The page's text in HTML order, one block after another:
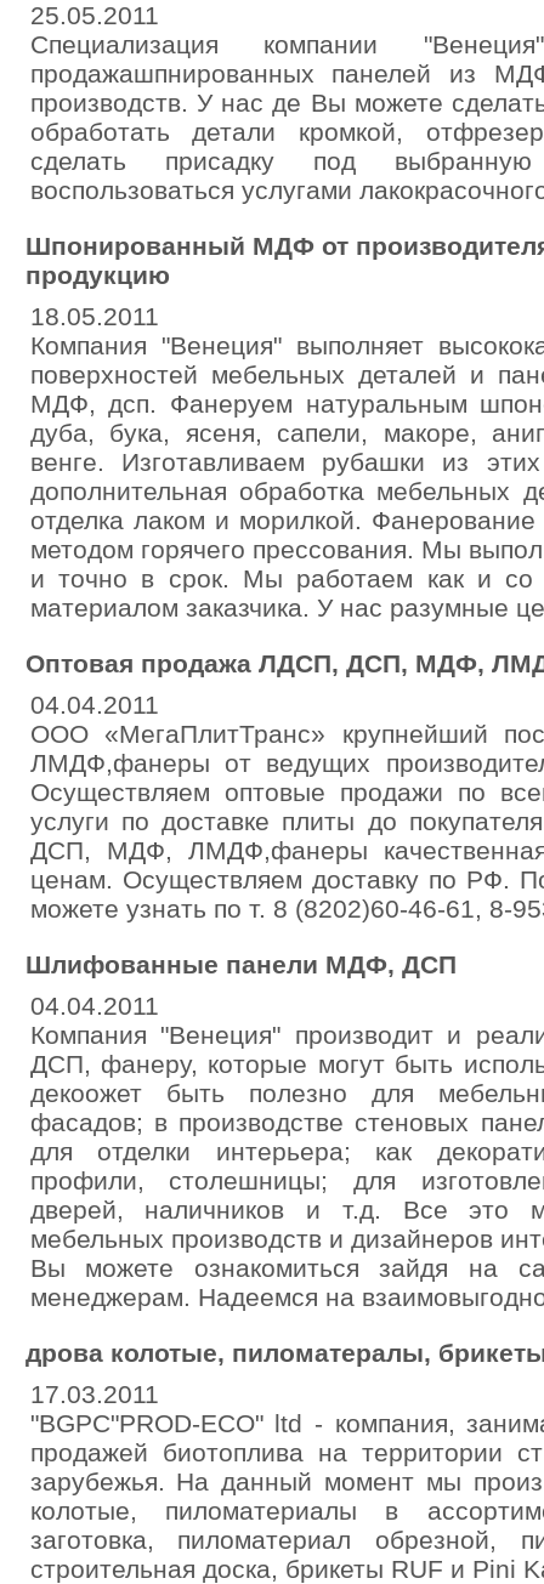
25.05.2011
Специализация компании
продажашпнированных панелей из
производств. У нас де Вы можете
обработать детали кромкой,
сделать присадку под
воспользоваться услугами
Шпонированный МДФ от
продукцию
18.05.2011
Компания "Венеция" выполняет
поверхностей мебельных деталей и
МДФ, дсп. Фанеруем натуральным
дуба, бука, ясеня, сапели, макоре,
венге. Изготавливаем рубашки из
дополнительная обработка мебельных
отделка лаком и морилкой.
методом горячего прессования. Мы
и точно в срок. Мы работаем как и со
материалом заказчика. У нас разумные
Оптовая продажа ЛДСП, ДСП, МДФ,
04.04.2011
ООО «МегаПлитТранс» крупнейший
ЛМДФ,фанеры от ведущих
Осуществляем оптовые продажи по
услуги по доставке плиты до
ДСП, МДФ, ЛМДФ,фанеры
ценам. Осуществляем доставку по РФ.
можете узнать по т. 8 (8202)60-46-61, 8-
Шлифованные панели МДФ, ДСП
04.04.2011
Компания "Венеция" производит и
ДСП, фанеру, которые могут быть
декоожет быть полезно для
фасадов; в производстве стеновых
для отделки интерьера; как
профили, столешницы; для
дверей, наличников и т.д. Все это
мебельных производств и дизайнеров
Вы можете ознакомиться зайдя на
менеджерам. Надеемся на
дрова колотые, пиломатералы,
17.03.2011
"BGPC"PROD-ECO" ltd - компания,
продажей биотоплива на территории
зарубежья. На данный момент мы
колотые, пиломатериалы в
заготовка, пиломатериал обрезной,
строительная доска, брикеты RUF и Pini